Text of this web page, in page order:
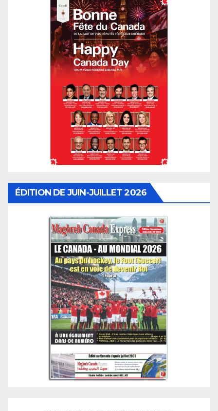
ÉDITION DE JUIN-JUILLET 2026